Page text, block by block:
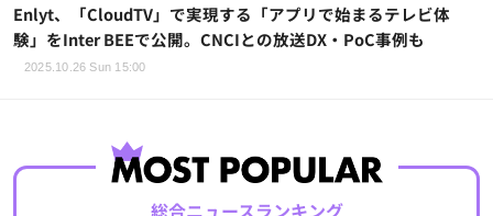
Enlyt、「CloudTV」で実現する「アプリで始まるテレビ体
験」をInter BEEで公開。CNCIとの放送DX・PoC事例も
2025.10.26 Sun 15:00
総合ニュースランキング